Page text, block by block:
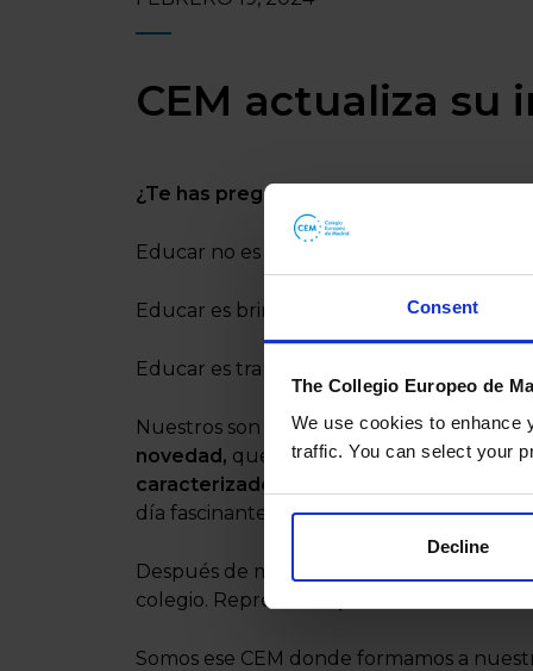
Consent
The Collegio Europeo de
We use cookies to enhance
traffic. You can select your
Decline
CEM actualiza su
¿Te has preguntado que pasaría si
Educar no es solamente transmitir
Educar es brindar apoyo a nuestros
Educar es transmitir valores.
Nuestros son lo que nos representa
novedad, que refleja el valor de las
caracterizado: ser el colegio familiar y
día fascinante y llena de oportunidades
Después de mucho trabajo, creemos
colegio. Representa
Somos ese CEM donde formamos a